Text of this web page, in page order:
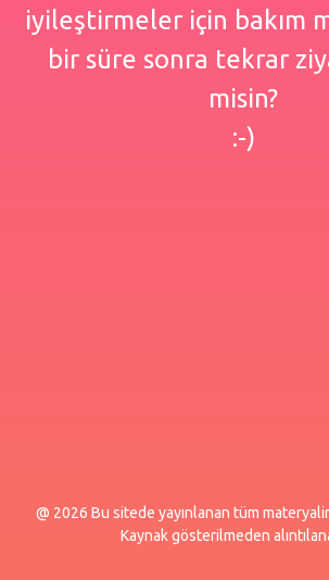
iyileştirmeler için bakım
bir süre sonra tekrar
misin?
:-)
@ 2026 Bu sitede yayınlanan tüm materyalin
Kaynak gösterilmeden